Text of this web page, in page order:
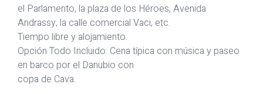
el Parlamento, la plaza de los Héroes, Avenida
Andrassy, la calle comercial Vaci, etc.
Tiempo libre y alojamiento.
Opción Todo Incluido: Cena típica con música y paseo
en barco por el Danubio con
copa de Cava.